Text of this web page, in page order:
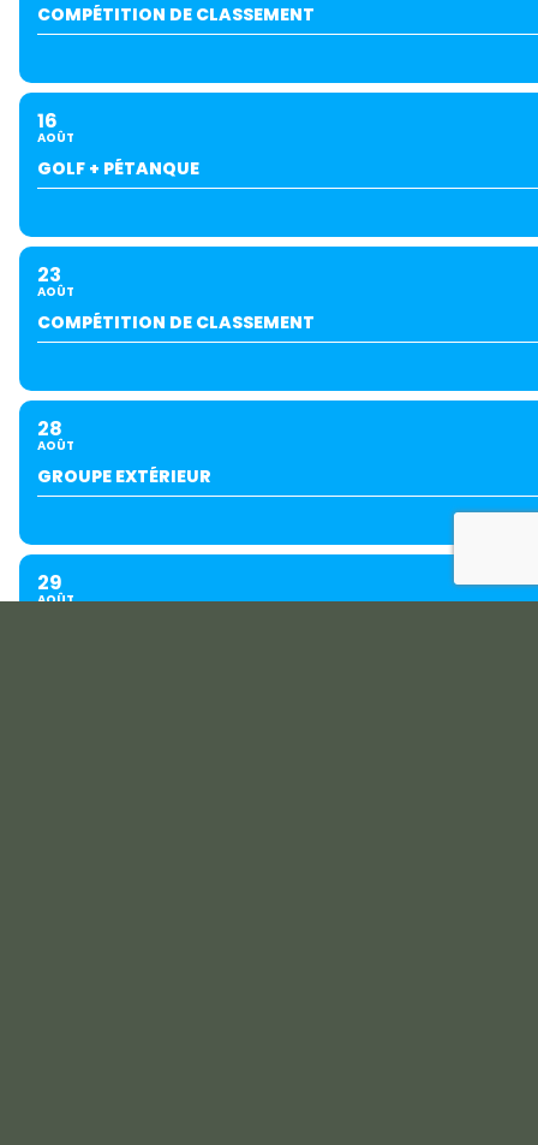
COMPÉTITION DE CLASSEMENT
16
AOÛT
GOLF + PÉTANQUE
23
AOÛT
COMPÉTITION DE CLASSEMENT
28
AOÛT
GROUPE EXTÉRIEUR
29
AOÛT